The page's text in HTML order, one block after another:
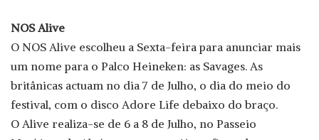
NOS Alive
O NOS Alive escolheu a Sexta-feira para anunciar mais
um nome para o Palco Heineken: as Savages. As
britânicas actuam no dia 7 de Julho, o dia do meio do
festival, com o disco Adore Life debaixo do braço.
O Alive realiza-se de 6 a 8 de Julho, no Passeio